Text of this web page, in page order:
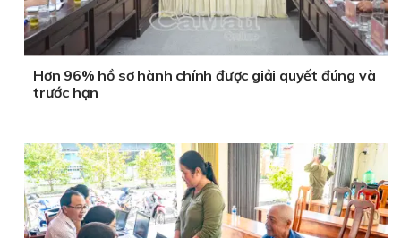
Hơn 96% hồ sơ hành chính được giải quyết đúng và
trước hạn